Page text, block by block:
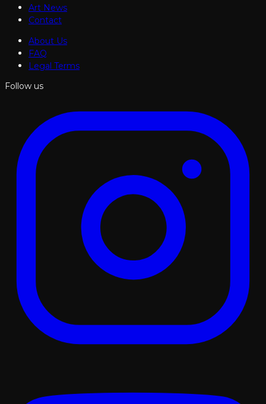
Art News
Contact
About Us
FAQ
Legal Terms
Follow us